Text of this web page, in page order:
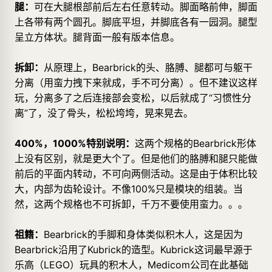
腿： 可在大腿根部前后左右任意转动。脚面略前伸，脚面
上各带有两个圆孔。脚底平坦，并脚底各有一园洞。腿型
呈立方体状。腿背面一般有版本信息。
拆卸： 从原理上，Bearbrick的头、胳膊、腿都可与躯干
分离（用蛮力拽下来就成，手不可分离）。但不建议这样
玩，分离多了之后连接部会变松，以后就成了“习惯性分
离”了，没了骨头，松松垮垮，晃来晃去。
400%，1000%特别说明： 这两个规格的Bearbrick形体
上没有区别，就是更大个了。但是他们的胳膊和腿只能做
前后的平面内转动，不可向两侧活动。这是由于体积比较
大，内部为齿轮设计。不像100%只是模块的组装。当
然，这两个规格也不可拆卸，千万不要使用蛮力。。。
祖籍： Bearbrick的手脚和身体类似积木人，这是因为
Bearbrick沿用了Kubrick的造型。Kubrick这词最早源于
乐高（LEGO）玩具的积木人，Medicom公司在此基础